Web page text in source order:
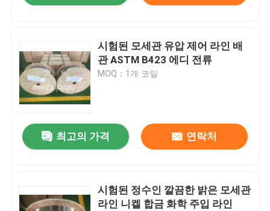
시험된 모세관 유압 제어 라인 배
관 ASTM B423 에디 전류
MOQ：1개 코일
최고의 가격 연락처
시험된 정수인 깔끔한 밝은 모세관
라인 니켈 합금 화학 주입 라인